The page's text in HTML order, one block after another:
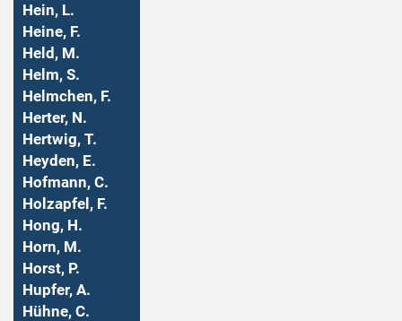
Hein, L.
Heine, F.
Held, M.
Helm, S.
Helmchen, F.
Herter, N.
Hertwig, T.
Heyden, E.
Hofmann, C.
Holzapfel, F.
Hong, H.
Horn, M.
Horst, P.
Hupfer, A.
Hühne, C.